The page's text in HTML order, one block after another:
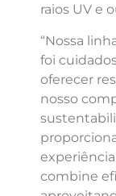
raios UV e
“Nossa
foi
oferecer
nosso
combine